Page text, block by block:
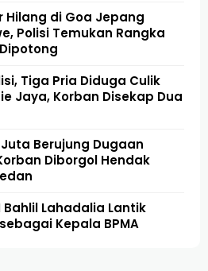
Hilang di Goa Jepang
Polisi Temukan Rangka
Tiga Pria Diduga Culik
Jaya, Korban Disekap Dua
Juta Berujung Dugaan
Diborgol Hendak
Bahlil Lahadalia Lantik
Kepala BPMA